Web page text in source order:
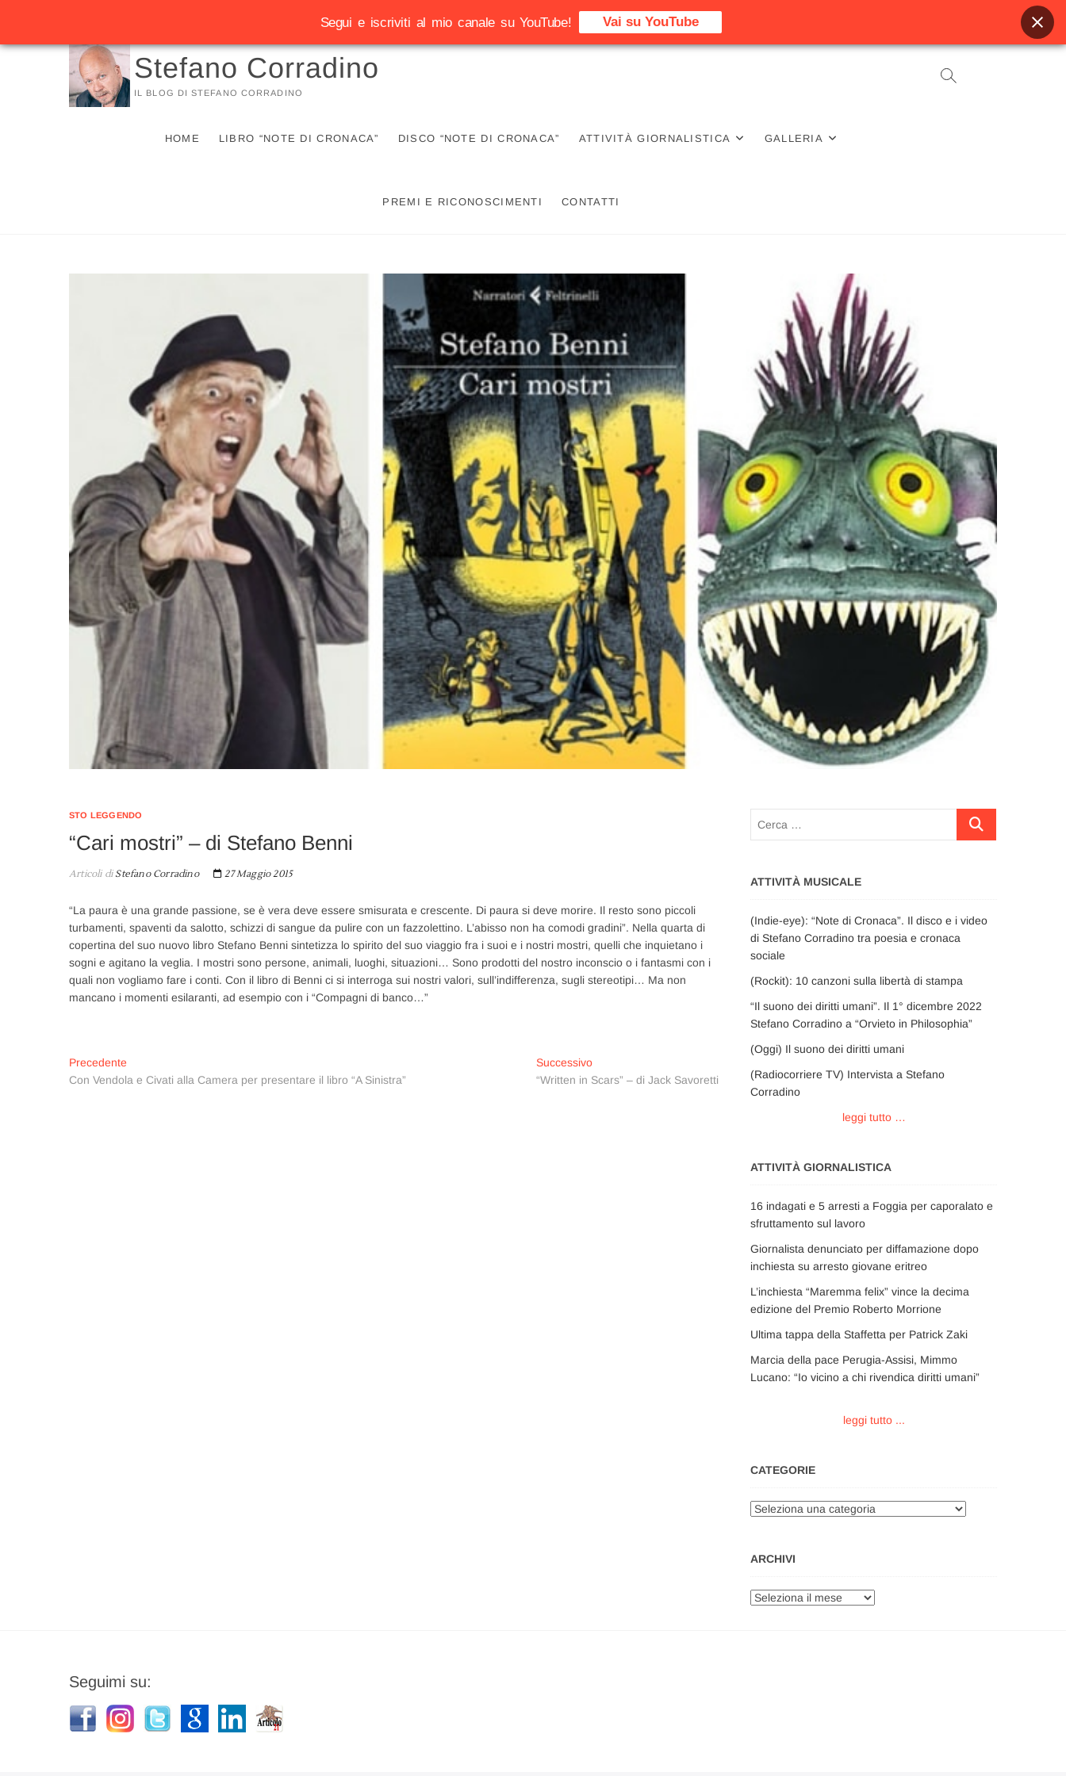
Vai
Stefano Corradino
IL BLOG DI STEFANO CORRADINO
HOME LIBRO “NOTE DI CRONACA” DISCO “NOTE DI CRONACA” ATTIVITÀ GIORNALISTICA GALLERIA
PREMI E RICONOSCIMENTI CONTATTI
STO LEGGENDO
“Cari mostri” – di Stefano Benni
Articoli diStefano Corradino 27 Maggio 2015
“La paura è una grande passione, se è vera deve essere smisurata e crescente. Di paura si deve morire. Il resto sono piccoli
turbamenti, spaventi da salotto, schizzi di sangue da pulire con un fazzolettino. L’abisso non ha comodi gradini”. Nella quarta di
copertina del suo nuovo libro Stefano Benni sintetizza lo spirito del suo viaggio fra i suoi e i nostri mostri, quelli che inquietano i
sogni e agitano la veglia. I mostri sono persone, animali, luoghi, situazioni… Sono prodotti del nostro inconscio o i fantasmi con i
quali non vogliamo fare i conti. Con il libro di Benni ci si interroga sui nostri valori, sull’indifferenza, sugli stereotipi… Ma non
mancano i momenti esilaranti, ad esempio con i “Compagni di banco…”
Navigazione
articoli
Precedente
precedente:
Con Vendola e Civati alla Camera per presentare il libro “A Sinistra”
SuccessivoArticolo
successivo:
“Written in Scars” – di Jack Savoretti
Cerca
ATTIVITÀ MUSICALE
(Indie-eye): “Note di Cronaca”. Il disco e i video
di Stefano Corradino tra poesia e cronaca
sociale
(Rockit): 10 canzoni sulla libertà di stampa
“Il suono dei diritti umani”. Il 1° dicembre 2022
Stefano Corradino a “Orvieto in Philosophia”
(Oggi) Il suono dei diritti umani
(Radiocorriere TV) Intervista a Stefano
Corradino
leggi tutto …
ATTIVITÀ GIORNALISTICA
16 indagati e 5 arresti a Foggia per caporalato e
sfruttamento sul lavoro
Giornalista denunciato per diffamazione dopo
inchiesta su arresto giovane eritreo
L’inchiesta “Maremma felix” vince la decima
edizione del Premio Roberto Morrione
Ultima tappa della Staffetta per Patrick Zaki
Marcia della pace Perugia-Assisi, Mimmo
Lucano: “Io vicino a chi rivendica diritti umani”
leggi tutto ...
CATEGORIE
Categorie
ARCHIVI
Archivi
Seguimi su:
Segui e iscriviti al mio canale su YouTube! Vai su YouTube